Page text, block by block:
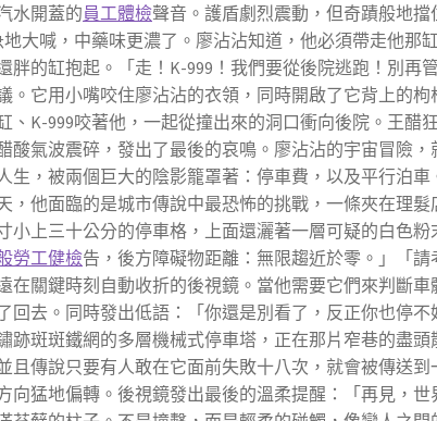
水開蓋的員工體檢聲音。護盾劇烈震動，但奇蹟般地
大喊，中藥味更濃了。廖沾沾知道，他必須帶走他那
的缸抱起。「走！K-999！我們要從後院逃跑！別再
它用小嘴咬住廖沾沾的衣領，同時開啟了它背上的
K-999咬著他，一起從撞出來的洞口衝向後院。王醋
氣波震碎，發出了最後的哀鳴。廖沾沾的宇宙冒險，
，被兩個巨大的陰影籠罩著：停車費，以及平行泊
他面臨的是城市傳說中最恐怖的挑戰，一條夾在理髮
小上三十公分的停車格，上面還灑著一層可疑的白色
勞工健檢告，後方障礙物距離：無限趨近於零。」「
關鍵時刻自動收折的後視鏡。當他需要它們來判斷
去。同時發出低語：「你還是別看了，反正你也停不
斑斑鐵網的多層機械式停車塔，正在那片窄巷的盡頭
傳說只要有人敢在它面前失敗十八次，就會被傳送
猛地偏轉。後視鏡發出最後的溫柔提醒：「再見，